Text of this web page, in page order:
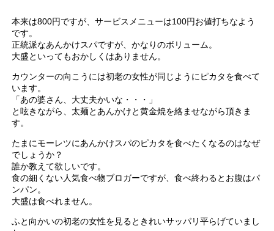
本来は800円ですが、サービスメニューは100円お値打ちなよう
です。
正統派なあんかけスパですが、かなりのボリューム。
大盛といってもおかしくはありません。
カウンターの向こうには初老の女性が同じようにピカタを食べて
います。
「あの婆さん、大丈夫かいな・・・」
と呟きながら、太麺とあんかけと黄金焼を絡ませながら頂きま
す。
たまにモーレツにあんかけスパのピカタを食べたくなるのはなぜ
でしょうか？
誰か教えて欲しいです。
食の細くない人気食べ物ブロガーですが、食べ終わるとお腹はパ
ンパン。
大盛は食べれません。
ふと向かいの初老の女性を見るときれいサッパリ平らげていまし